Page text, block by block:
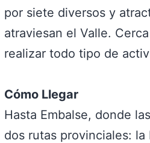
por siete diversos y
atraviesan el Valle.
realizar todo tipo de
Cómo Llegar
Hasta Embalse, donde
dos rutas provinciales: la